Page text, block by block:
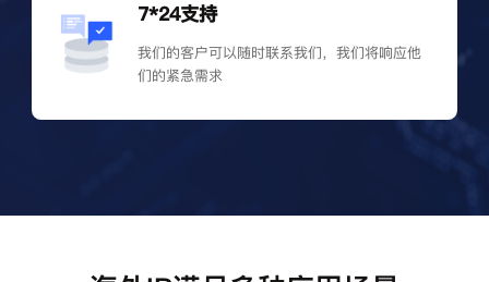
7*24支持
我们的客户可以随时联系我们，我们将响应他
们的紧急需求